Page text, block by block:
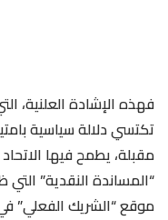
فهذه الإشادة العلنية،
تكتسي دلالة سياسية
مقبلة، يطمح فيها
“المساندة النقدية”
موقع “الشريك الفعلي” في